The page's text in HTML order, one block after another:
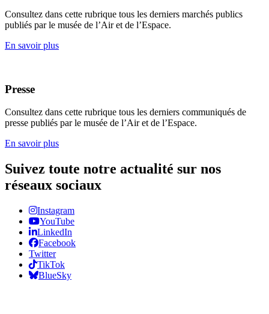
Consultez dans cette rubrique tous les derniers marchés publics
publiés par le musée de l’Air et de l’Espace.
En savoir plus
Presse
Consultez dans cette rubrique tous les derniers communiqués de
presse publiés par le musée de l’Air et de l’Espace.
En savoir plus
Suivez toute notre actualité sur nos
réseaux sociaux
Instagram
YouTube
LinkedIn
Facebook
Twitter
TikTok
BlueSky